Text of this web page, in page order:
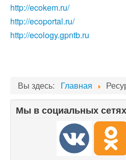
http://ecokem.ru/
http://ecoportal.ru/
http://ecology.gpntb.ru
Вы здесь: Главная
Мы в социальных сетях